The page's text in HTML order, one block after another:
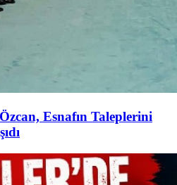
Esnafın Taleplerini